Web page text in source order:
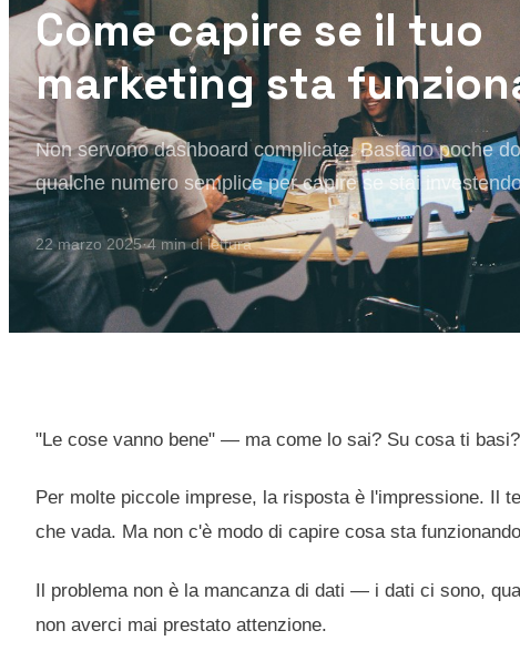
Come capire se il tuo
marketing sta
Non servono dashboard complicate. Bastano poche
qualche numero semplice per capire se stai
22 marzo 2025·4min di lettura
"Le cose vanno bene" — ma come lo sai? Su cosa ti basi?
Per molte piccole imprese, la risposta è l'impressione. Il
che vada. Ma non c'è modo di capire cosa sta
Il problema non è la mancanza di dati — i dati ci sono,
non averci mai prestato attenzione.